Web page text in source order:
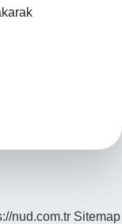
nud.com.tr Sitemap